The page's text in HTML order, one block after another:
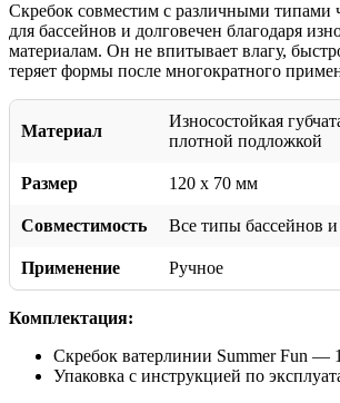
Скребок совместим с различными типами
для бассейнов и долговечен благодаря
материалам. Он не впитывает влагу,
теряет формы после многократного
Материал
Износостойкая
плотной подложкой
Размер 120 х 70 мм
Совместимость Все типы бассейнов
Применение Ручное
Комплектация:
Скребок ватерлинии Summer Fun —
Упаковка с инструкцией по